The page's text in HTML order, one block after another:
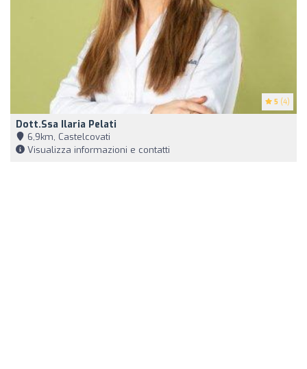
5 (4)
Dott.ssa Ilaria Pelati
6,9km, Castelcovati
Visualizza informazioni e contatti